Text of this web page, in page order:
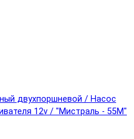
двухпоршневой / Насос
12v / "Мистраль - 55М"